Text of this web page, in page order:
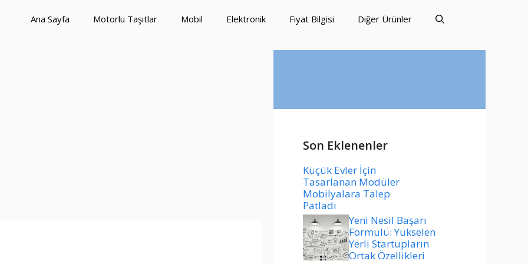
Ana Sayfa Motorlu Taşıtlar Mobil Elektronik Fiyat Bilgisi Diğer Ürünler
Son Eklenenler
Küçük Evler İçin
Tasarlanan Modüler
Mobilyalara Talep
Patladı
Yeni Nesil Başarı
Formülü: Yükselen
Yerli Startupların
Ortak Özellikleri